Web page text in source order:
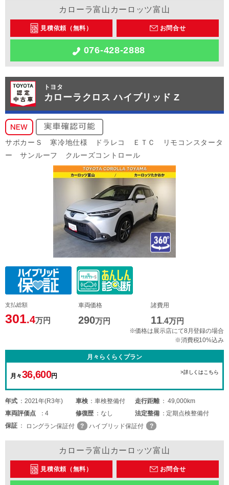
カローラ富山カーロッツ富山
見積依頼（無料） お問合せ
076-428-2888
トヨタ
カローラクロス ハイブリッド Z
サポカーＳ 寒冷地仕様 ドラレコ ＥＴＣ リモコンスタータ
ー サンルーフ クルーズコントロール
支払総額
301.4万円
車両価格
290万円
諸費用
11.4万円
※価格は展示店にて8月登録の場合
※消費税10%込み
月々らくらくプラン
月々36,600円
>詳しくはこちら
年式 2021年(R3年) 車検 車検整備付 走行距離
49,000km
車両評価点 4 修復歴 なし 法定整備
定期点検整備付
保証
ロングラン保証付 ハイブリッド保証付
カローラ富山カーロッツ富山
見積依頼（無料） お問合せ